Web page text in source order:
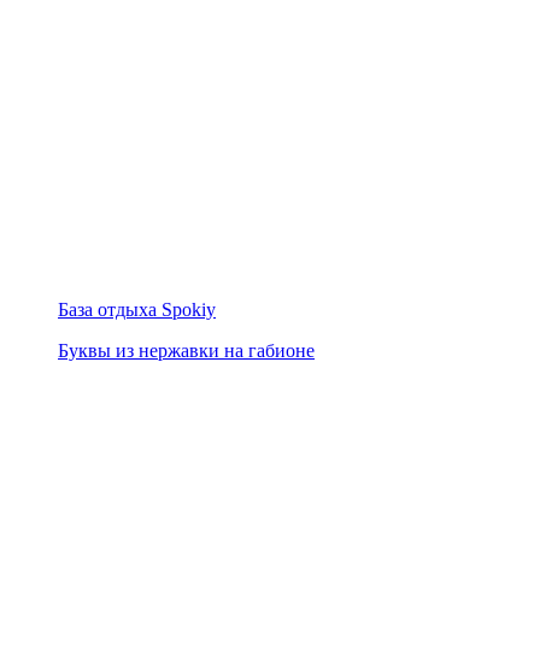
База отдыха Spokiy
Буквы из нержавки на габионе